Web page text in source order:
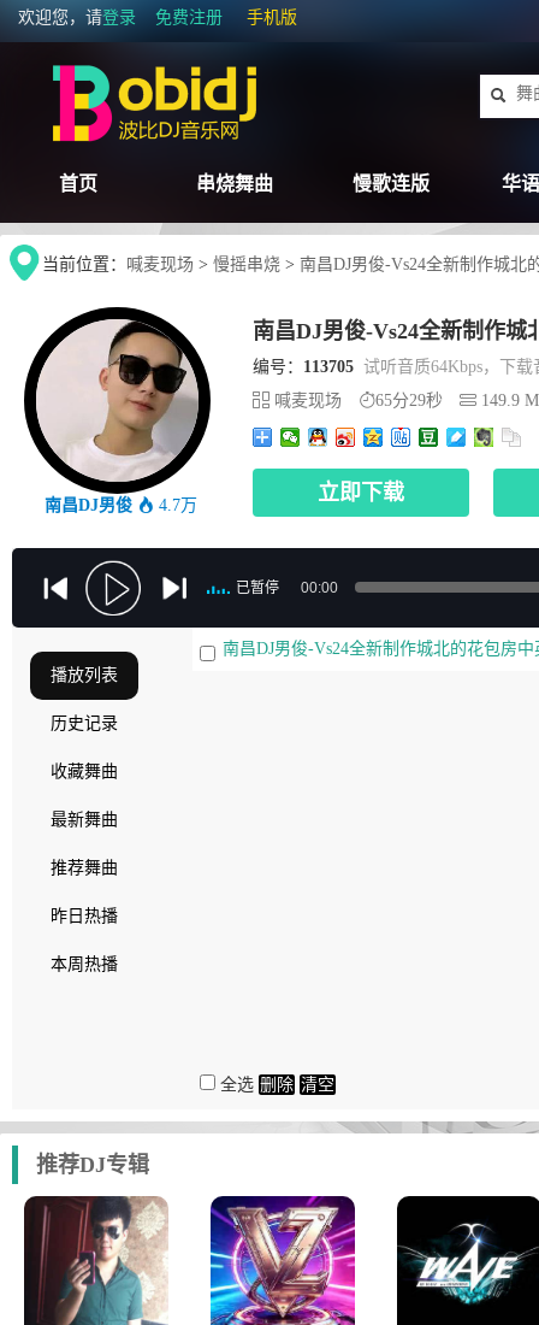
欢迎您，请登录 免费注册 手机版
首页 串烧舞曲 慢歌连版 华
当前位置： 喊麦现场 > 慢摇串烧 > 南昌DJ男俊-Vs24全新制作城北
南昌DJ男俊 4.7万
南昌DJ男俊-Vs24全新制作
编号： 113705 试听音质64Kbps，下载
喊麦现场
65分29秒 149.9
立即下载
已暂停 00:00
播放列表
历史记录
收藏舞曲
最新舞曲
推荐舞曲
昨日热播
本周热播
南昌DJ男俊-Vs24全新制作城北的花包房
全选 删除 清空
推荐DJ专辑